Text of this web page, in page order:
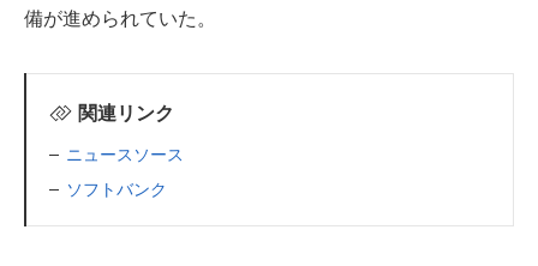
備が進められていた。
関連リンク
ニュースソース
ソフトバンク